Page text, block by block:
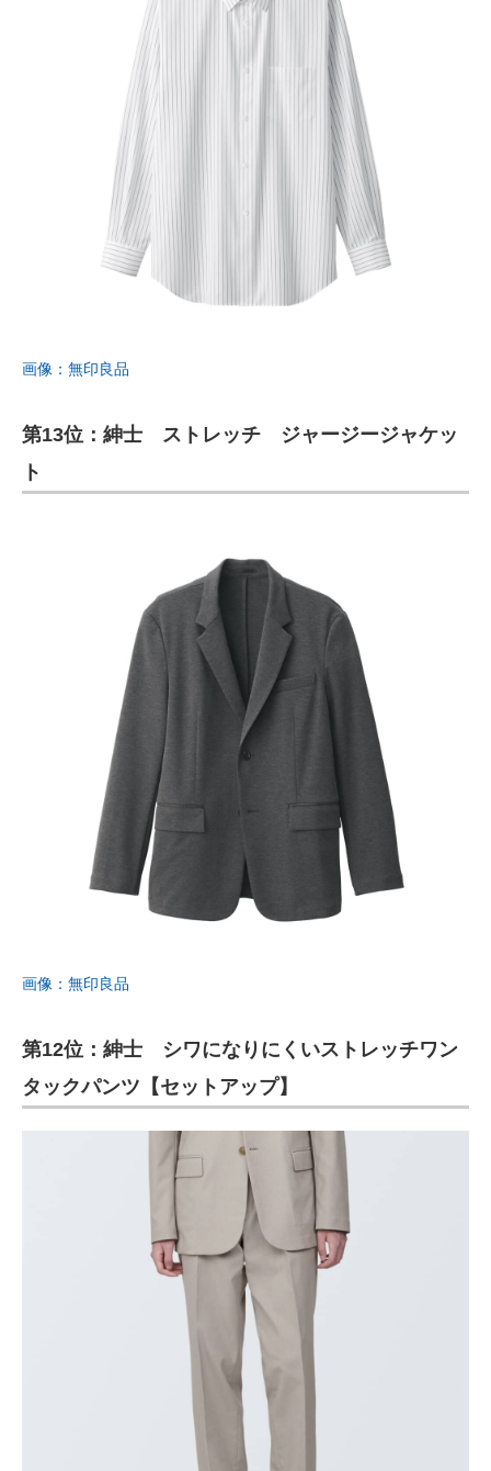
画像：無印良品
第13位：紳士 ストレッチ ジャージージャケッ
ト
画像：無印良品
第12位：紳士 シワになりにくいストレッチワン
タックパンツ【セットアップ】